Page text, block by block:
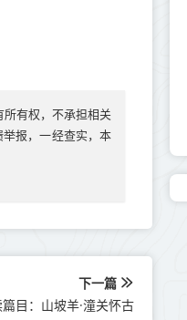
有权，不承担相关
报，一经查实，本
下一篇
目：山坡羊·潼关怀古